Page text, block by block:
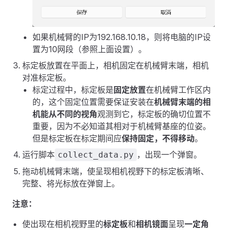
如果机械臂的IP为192.168.10.18，则将电脑的IP设
置为10网段（参照上面设置）。
标定板放置在平面上，相机固定在机械臂末端，相机
对准标定板。
标定过程中，标定板是 固定放置在机械臂工作区内
的，这个固定位置需要保证安装在机械臂末端的相
机能从不同的视角观测到它，标定板的确切位置不
重要，因为不必知道其相对于机械臂基座的位姿。
但是标定板在标定期间应保持固定，不得移动。
运行脚本 collect_data.py ，出现一个弹窗。
拖动机械臂末端，使呈现相机视野下的标定板清晰、
完整、将光标放在弹窗上。
注意：
使出现在相机视野里的标定板和相机镜面呈现一定角